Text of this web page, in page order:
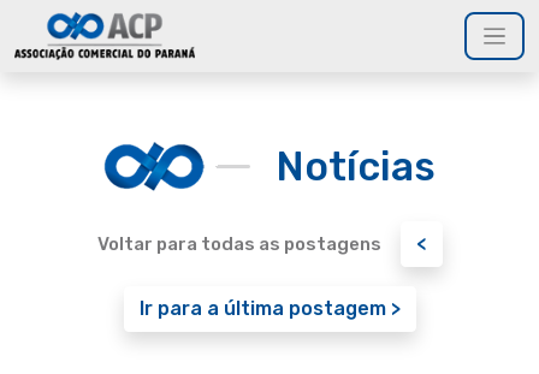
Notícias
Voltar para todas as postagens <
Ir para a última postagem >